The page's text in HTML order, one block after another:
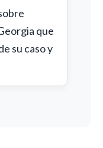
que
su caso y